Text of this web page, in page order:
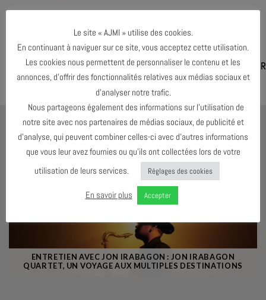
SORTIES DES NOUVEAUX AJMILIVE
COMMUNIQUÉ - NOMINATION D'ANTOINE DE LA RONCIÈRE À LA
DERNIERS ARTICLES
ENTRETIEN AVEC JON IRABAGON : JON IRABAGON
QUARTET, UN VOYAGE AUX MULTIPLES DESTINATIONS
Le site « AJMI » utilise des cookies.
En continuant à naviguer sur ce site, vous acceptez cette utilisation.
Les cookies nous permettent de personnaliser le contenu et les
annonces, d’offrir des fonctionnalités relatives aux médias sociaux et
d’analyser notre trafic.
Nous partageons également des informations sur l’utilisation de
notre site avec nos partenaires de médias sociaux, de publicité et
d’analyse, qui peuvent combiner celles-ci avec d’autres informations
que vous leur avez fournies ou qu’ils ont collectées lors de votre
utilisation de leurs services.
Réglages des cookies
En savoir plus Accepter